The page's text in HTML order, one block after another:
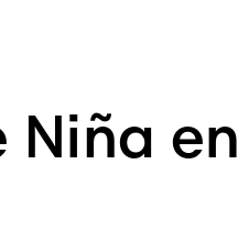
Niña en